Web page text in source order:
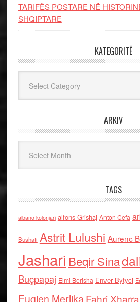
TARIFËS POSTARE NË
SHQIPTARE
KATEGORITË
ARKIV
TAGS
albano kolonjari alfons Grishaj Anton Cefa
Bushati Astrit Lulushi Aurenc
Jashari Beqir Sina
Buçpapaj Elmi Berisha Enver Bytyci
Eugjen Merlika Fahri Xharra